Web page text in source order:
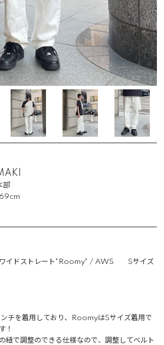
部
169cm
ドストレート"Roomy" / AWS　　Sサイズ
チを着用しており、RoomyはSサイズ着用で
！
紐で調整のできる仕様なので、調整してベルト